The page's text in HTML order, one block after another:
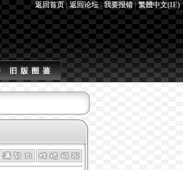
返回首页|返回论坛|我要报错|繁體中文(IE)